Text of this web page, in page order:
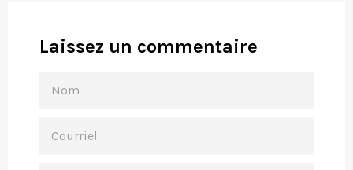
Laissez un commentaire